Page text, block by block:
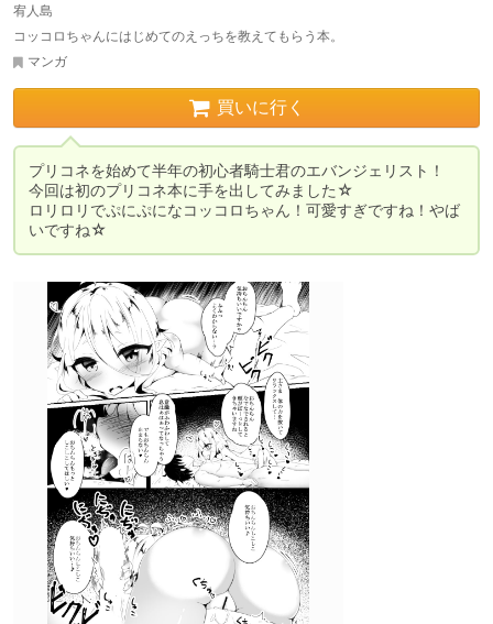
宥人島
コッコロちゃんにはじめてのえっちを教えてもらう本。
マンガ
買いに行く
プリコネを始めて半年の初心者騎士君のエバンジェリスト！
今回は初のプリコネ本に手を出してみました☆
ロリロリでぷにぷになコッコロちゃん！可愛すぎですね！やば
いですね☆